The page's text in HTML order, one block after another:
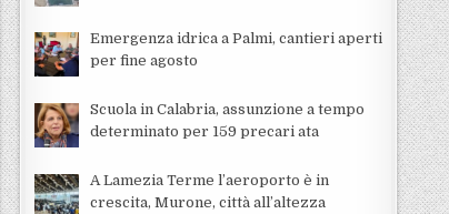
Emergenza idrica a Palmi, cantieri aperti
per fine agosto
Scuola in Calabria, assunzione a tempo
determinato per 159 precari ata
A Lamezia Terme l’aeroporto è in
crescita, Murone, città all’altezza